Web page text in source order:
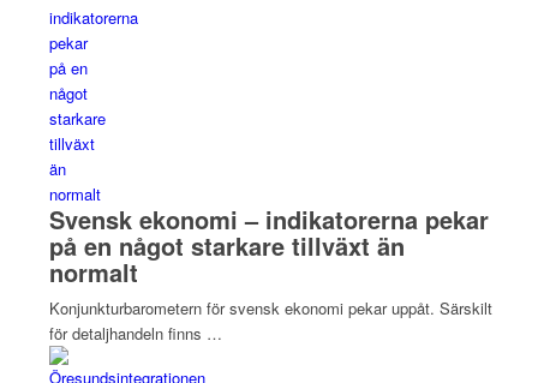
Svensk ekonomi – indikatorerna pekar
på en något starkare tillväxt än
normalt
Konjunkturbarometern för svensk ekonomi pekar uppåt. Särskilt
för detaljhandeln finns …